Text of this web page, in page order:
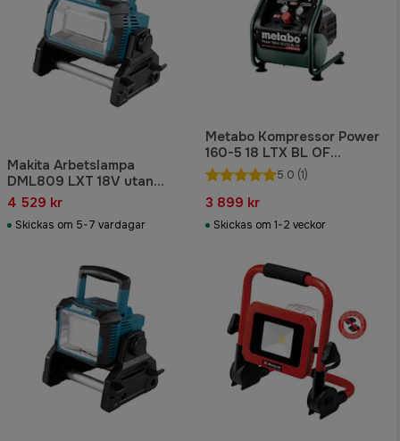
Makita Arbetslampa
DML809 LXT 18V utan
batteri & laddare
4 529 kr
Skickas om 5-7 vardagar
Metabo Kompressor Power
160-5 18 LTX BL OF
batteridriven
5.0 (1)
3 899 kr
Skickas om 1-2 veckor